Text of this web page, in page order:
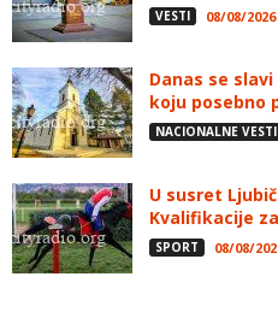
VESTI 08/08/2026
Danas se
koju posebno
NACIONALNE VESTI
U susret
Kvalifikacije
SPORT 08/08/